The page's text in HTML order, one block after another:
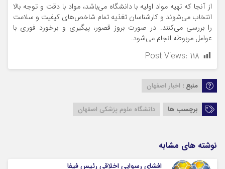
از آنجا که تهیه مواد اولیه با دانشگاه می‌باشد، مواد با دقت و توجه بالا
انتخاب می‌شوند و کارشناسان تغذیه تمام شاخص‌های کیفیت و سلامت
را بررسی می‌کنند. در صورت بروز قصور، پیگیری و برخورد فوری با
عوامل مربوطه انجام می‌شود.
Post Views: ۱۱۸
منبع : اخبار اصفهان
برچسب ها دانشگاه علوم پزشکی اصفهان
نوشته های مشابه
افشای رسوایی اخلاقی رئیس فیفا